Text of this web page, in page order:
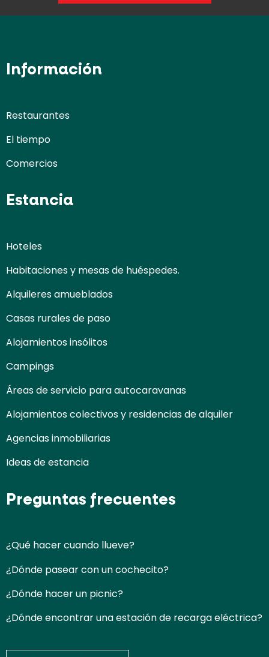
Información
Restaurantes
El tiempo
Comercios
Estancia
Hoteles
Habitaciones y mesas de huéspedes.
Alquileres amueblados
Casas rurales de paso
Alojamientos insólitos
Campings
Áreas de servicio para autocaravanas
Alojamientos colectivos y residencias de alquiler
Agencias inmobiliarias
Ideas de estancia
Preguntas frecuentes
¿Qué hacer cuando llueve?
¿Dónde pasear con un cochecito?
¿Dónde hacer un picnic?
¿Dónde encontrar una estación de recarga eléctrica?